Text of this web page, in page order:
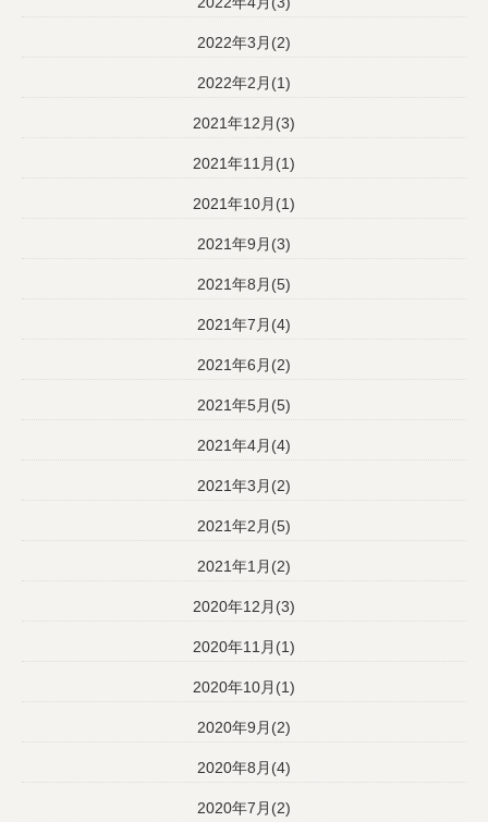
2022年3月(2)
2022年2月(1)
2021年12月(3)
2021年11月(1)
2021年10月(1)
2021年9月(3)
2021年8月(5)
2021年7月(4)
2021年6月(2)
2021年5月(5)
2021年4月(4)
2021年3月(2)
2021年2月(5)
2021年1月(2)
2020年12月(3)
2020年11月(1)
2020年10月(1)
2020年9月(2)
2020年8月(4)
2020年7月(2)